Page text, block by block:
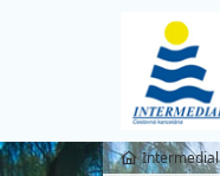
Intermedial